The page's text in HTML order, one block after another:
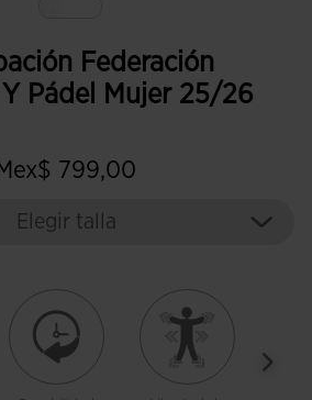
Federación
Y Pádel Mujer 25/26
799,00
Elegir talla